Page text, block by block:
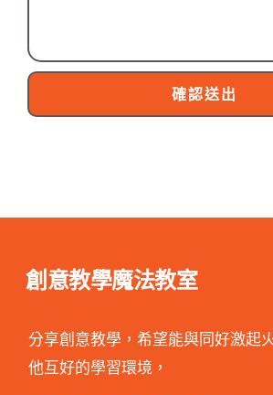
確認送出
創意教學魔法教室
分享創意教學，希望能與同好激起
他互好的學習環境，